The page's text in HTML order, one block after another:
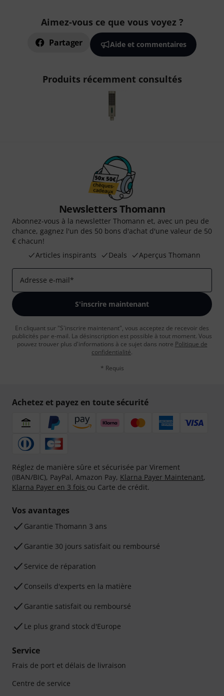
Aimez-vous ce que vous voyez ?
Partager Aide et commentaires
Produits récemment consultés
Newsletters Thomann
Abonnez-vous à la newsletter Thomann et, avec un peu de
chance, gagnez l'un des 50 bons d'achat d'une valeur de 50
€ chacun!
Articles inspirants
Deals Aperçus Thomann
Adresse e-mail*
S'inscrire maintenant
En cliquant sur "S'inscrire maintenant", vous acceptez de recevoir des
publicités par e-mail. La désinscription est possible à tout moment. Vous
pouvez trouver plus d'informations à ce sujet dans notre Politique de
confidentialité.
* Requis
Achetez et payez en toute sécurité
Réglez de manière sûre et sécurisée par Virement
(IBAN/BIC), PayPal, Amazon Pay, Klarna Payer Maintenant,
Klarna Payer en 3 fois ou Carte de crédit.
Vos avantages
Ga­ran­tie Thomann 3 ans
Garantie 30 jours satisfait ou remboursé
Service de réparation
Conseils d'experts en la matière
Garantie satisfait ou remboursé
Le plus grand stock d'Europe
Service
Frais de port et délais de livraison
Centre de service